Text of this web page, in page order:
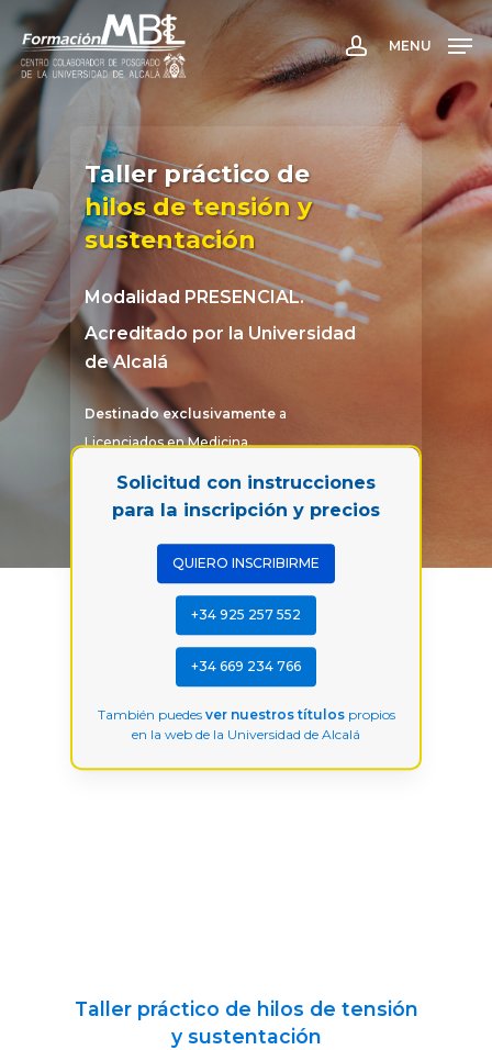
Skip
main
content
account
MENU
Taller práctico de
hilos de tensión y
sustentación
Modalidad PRESENCIAL.
Acreditado por la Universidad
de Alcalá
Destinado exclusivamentea
Licenciados en Medicina.
Solicitud con instrucciones
para la inscripción y precios
QUIERO INSCRIBIRME
+34 925 257 552
+34 669 234 766
También puedes ver nuestros títulospropios
en la web de la Universidad de Alcalá
Taller práctico de hilos de tensión
y sustentación